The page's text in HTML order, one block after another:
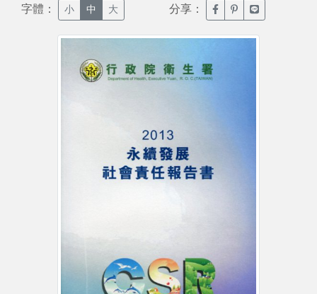
字體： 小 中 大 分享： 臉書分享(另開新視窗)
噗浪分享(另開新
Line分享(另